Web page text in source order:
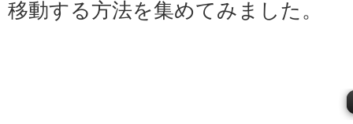
移動する方法を集めてみました。